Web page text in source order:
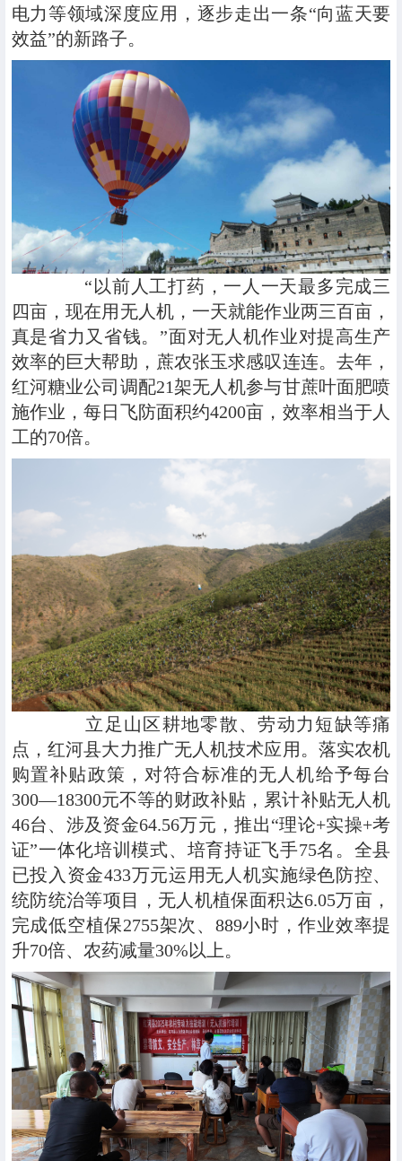
电力等领域深度应用，逐步走出一条“向蓝天要
效益”的新路子。
“以前人工打药，一人一天最多完成三
四亩，现在用无人机，一天就能作业两三百亩，
真是省力又省钱。”面对无人机作业对提高生产
效率的巨大帮助，蔗农张玉求感叹连连。去年，
红河糖业公司调配21架无人机参与甘蔗叶面肥喷
施作业，每日飞防面积约4200亩，效率相当于人
工的70倍。
立足山区耕地零散、劳动力短缺等痛
点，红河县大力推广无人机技术应用。落实农机
购置补贴政策，对符合标准的无人机给予每台
300—18300元不等的财政补贴，累计补贴无人机
46台、涉及资金64.56万元，推出“理论+实操+考
证”一体化培训模式、培育持证飞手75名。全县
已投入资金433万元运用无人机实施绿色防控、
统防统治等项目，无人机植保面积达6.05万亩，
完成低空植保2755架次、889小时，作业效率提
升70倍、农药减量30%以上。